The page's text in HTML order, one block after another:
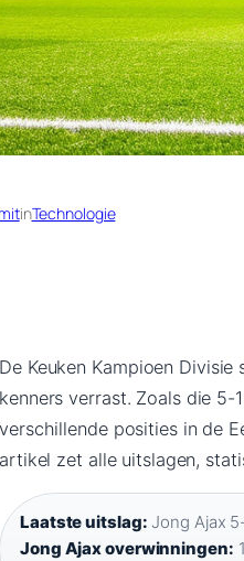
inTechnologie
De Keuken Kampioen
kenners verrast. Zoals die
verschillende posities in de
artikel zet alle uitslagen,
Laatste uitslag: Jong Ajax
Jong Ajax overwinningen: